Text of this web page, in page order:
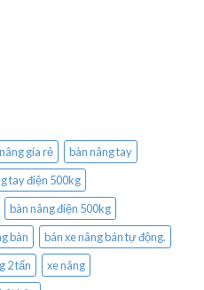
gía rẻ
bàn nâng tay
tay điện 500kg
bàn nâng điện 500kg
bàn
bán xe nâng bán tự động.
2 tấn
xe nâng